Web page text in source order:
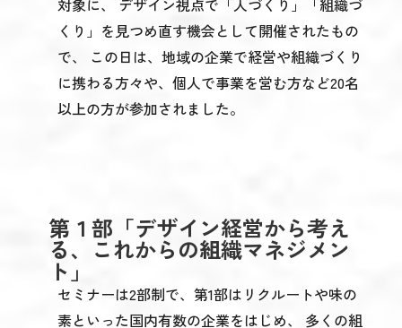
対象に、 デザイン視点で「人づくり」「組織づ
くり」を見つめ直す機会として開催されたもの
で、 この日は、地域の企業で経営や組織づくり
に携わる方々や、個人で事業を営む方など20名
以上の方が参加されました。
第１部「デザイン経営から考え
る、これからの組織マネジメン
ト」
セミナーは2部制で、第1部はリクルートや味の
素といった国内有数の企業をはじめ、 多くの組